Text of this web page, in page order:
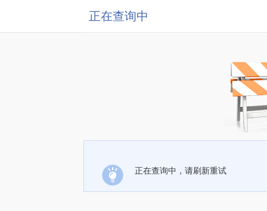
正在查询中
正在查询中，请刷新重试